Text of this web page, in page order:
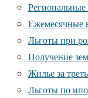
Региональные
Ежемесячные
Льготы при
Получение
Жилье за
Льготы по